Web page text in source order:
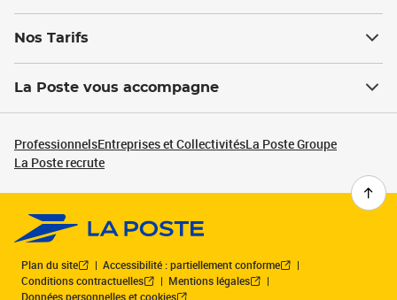
Nos Tarifs
La Poste vous accompagne
ProfessionnelsEntreprises et CollectivitésLa Poste Groupe
La Poste recrute
Plan du site
Accessibilité : partiellement conforme
Conditions contractuelles
Mentions légales
Données personnelles et cookies